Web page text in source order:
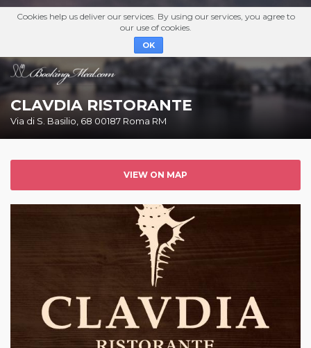
Cookies help us deliver our services. By using our services, you agree to
our use of cookies.
OK
CLAVDIA RISTORANTE
Via di S. Basilio, 68 00187 Roma RM
VIEW ON MAP